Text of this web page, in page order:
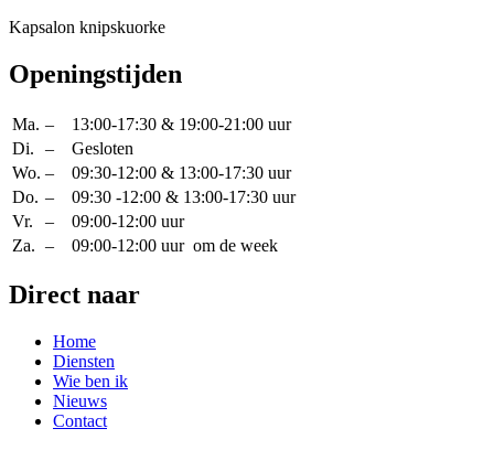
Kapsalon knipskuorke
Openingstijden
Ma. –
13:00-17:30 & 19:00-21:00 uur
Di.
–
Gesloten
Wo. –
09:30-12:00 & 13:00-17:30 uur
Do. –
09:30 -12:00 & 13:00-17:30 uur
Vr.
–
09:00-12:00 uur
Za. – 09:00-12:00 uur om de week
Direct naar
Home
Diensten
Wie ben ik
Nieuws
Contact